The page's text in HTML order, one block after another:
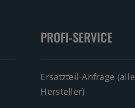
PROFI-SERVICE
Ersatzteil-Anfrage (alle
Hersteller)